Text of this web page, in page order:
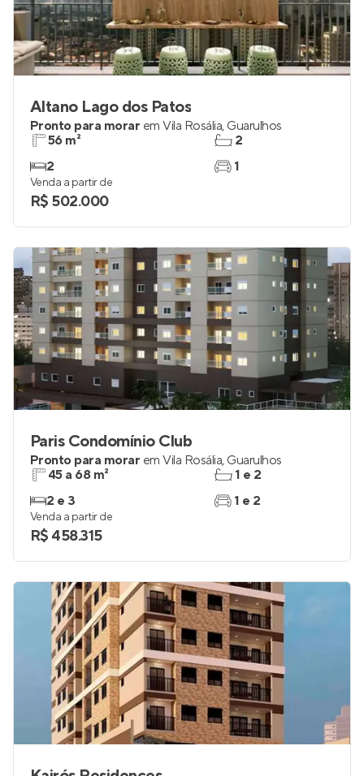
Altano Lago dos Patos
Pronto para morar em Vila Rosália, Guarulhos
56 m²
2
2
1
Venda a partir de
R$ 502.000
Paris Condomínio Club
Pronto para morar em Vila Rosália, Guarulhos
45 a 68 m²
2 e 3
1 e 2
1 e 2
Venda a partir de
R$ 458.315